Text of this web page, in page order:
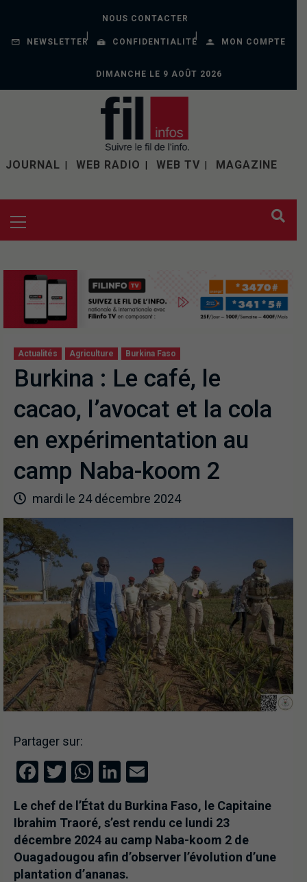
NOUS CONTACTER
NEWSLETTER CONFIDENTIALITÉ MON COMPTE
DIMANCHE LE 9 AOÛT 2026
JOURNAL WEB RADIO WEB TV MAGAZINE
Actualités Agriculture Burkina Faso
Burkina : Le café, le
cacao, l’avocat et la cola
en expérimentation au
camp Naba-koom 2
mardi le 24 décembre 2024
Partager sur:
Facebook
Twitter
WhatsApp
LinkedIn
Le chef de l’État du Burkina Faso, le Capitaine
Ibrahim Traoré, s’est rendu ce lundi 23
décembre 2024 au camp Naba-koom 2 de
Ouagadougou afin d’observer l’évolution d’une
plantation d’ananas.